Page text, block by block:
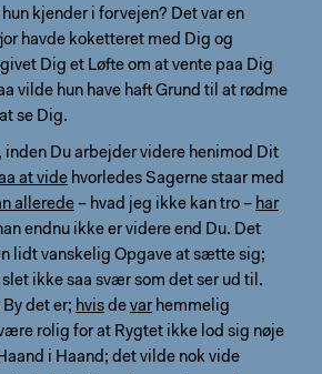
kjender i forvejen? Det var en
havde koketteret med Dig og
Dig et Løfte om at vente paa Dig
vilde hun have haft Grund til at rødme
se Dig.
inden Du arbejder videre henimod Dit
at vide hvorledes Sagerne staar med
allerede – hvad jeg ikke kan tro – har
endnu ikke er videre end Du. Det
lidt vanskelig Opgave at sætte sig;
ikke saa svær som det ser ud til.
det er; hvis de varhemmelig
rolig for at Rygtet ikke lod sig nøje
i Haand; det vilde nok vide